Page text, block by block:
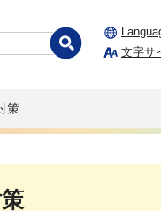
文字サ
策